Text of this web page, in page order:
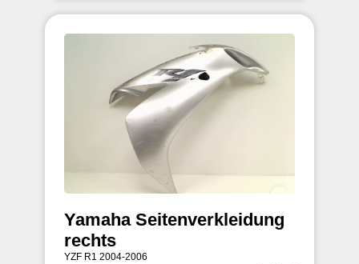
Yamaha Seitenverkleidung
rechts
YZF R1 2004-2006